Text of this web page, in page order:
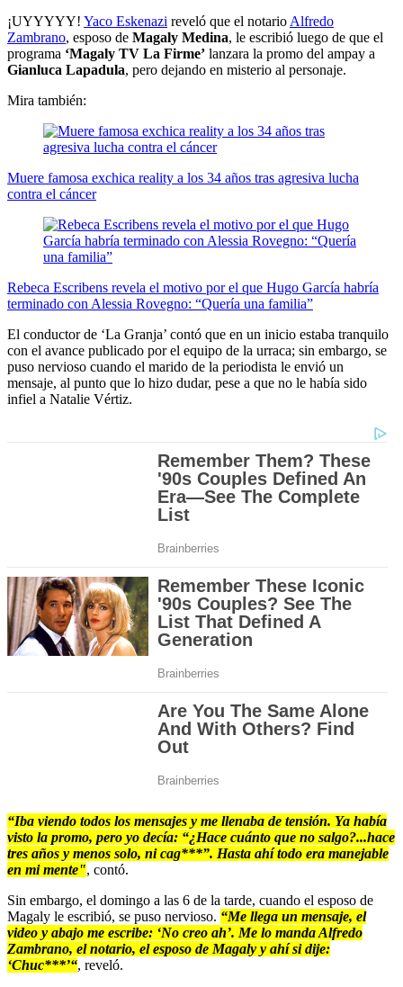
¡UYYYYY! Yaco Eskenazi reveló que el notario Alfredo
Zambrano, esposo de Magaly Medina, le escribió luego de que el
programa ‘Magaly TV La Firme’ lanzara la promo del ampay a
Gianluca Lapadula, pero dejando en misterio al personaje.
Mira también:
Muere famosa exchica reality a los 34 años tras agresiva lucha
contra el cáncer
Rebeca Escribens revela el motivo por el que Hugo García habría
terminado con Alessia Rovegno: “Quería una familia”
El conductor de ‘La Granja’ contó que en un inicio estaba tranquilo
con el avance publicado por el equipo de la urraca; sin embargo, se
puso nervioso cuando el marido de la periodista le envió un
mensaje, al punto que lo hizo dudar, pese a que no le había sido
infiel a Natalie Vértiz.
“Iba viendo todos los mensajes y me llenaba de tensión. Ya había
visto la promo, pero yo decía: “¿Hace cuánto que no salgo?...hace
tres años y menos solo, ni cag***”. Hasta ahí todo era manejable
en mi mente", contó.
Sin embargo, el domingo a las 6 de la tarde, cuando el esposo de
Magaly le escribió, se puso nervioso. “Me llega un mensaje, el
video y abajo me escribe: ‘No creo ah’. Me lo manda Alfredo
Zambrano, el notario, el esposo de Magaly y ahí si dije:
‘Chuc***’“, reveló.